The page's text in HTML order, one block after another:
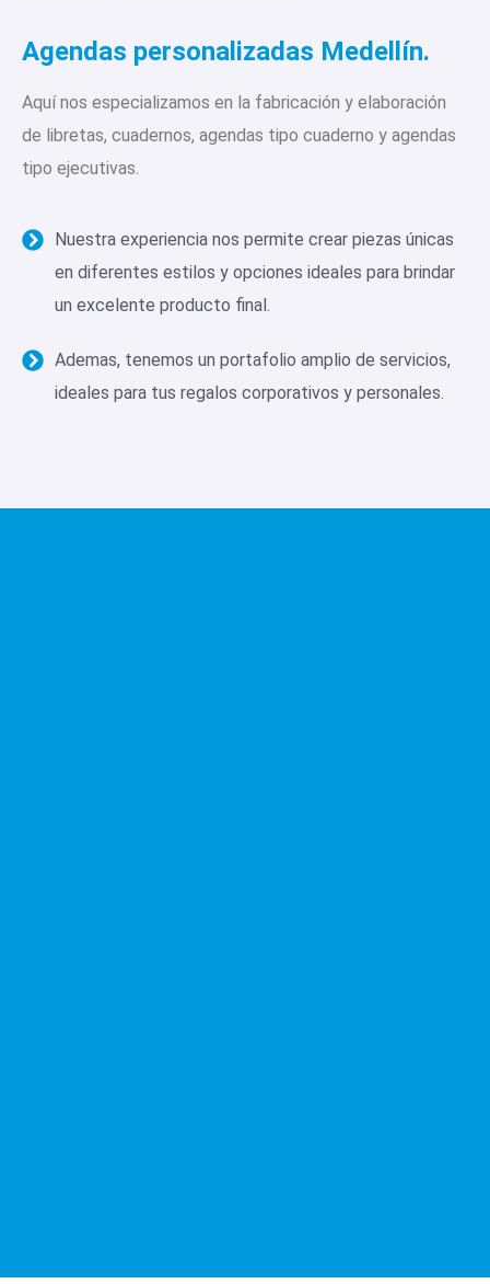
Agendas personalizadas Medellín.
Aquí nos especializamos en la fabricación y elaboración
de libretas, cuadernos, agendas tipo cuaderno y agendas
tipo ejecutivas.
Nuestra experiencia nos permite crear piezas únicas
en diferentes estilos y opciones ideales para brindar
un excelente producto final.
Ademas, tenemos un portafolio amplio de servicios,
ideales para tus regalos corporativos y personales.